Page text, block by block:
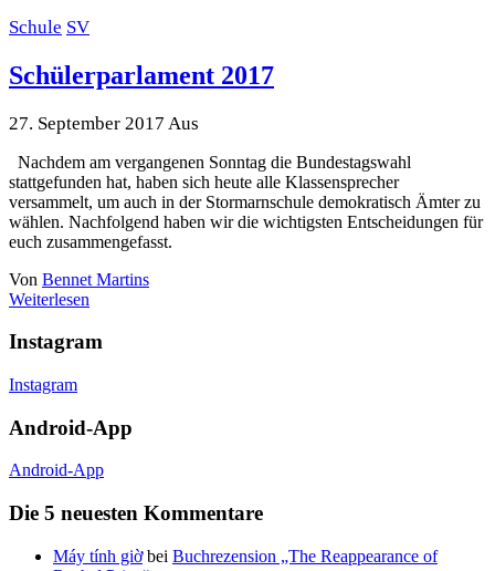
Schule SV
Schülerparlament 2017
27. September 2017 Aus
Nachdem am vergangenen Sonntag die Bundestagswahl
stattgefunden hat, haben sich heute alle Klassensprecher
versammelt, um auch in der Stormarnschule demokratisch Ämter zu
wählen. Nachfolgend haben wir die wichtigsten Entscheidungen für
euch zusammengefasst.
Von Bennet Martins
Weiterlesen
Instagram
Instagram
Android-App
Android-App
Die 5 neuesten Kommentare
Máy tính giờbei Buchrezension „The Reappearance of